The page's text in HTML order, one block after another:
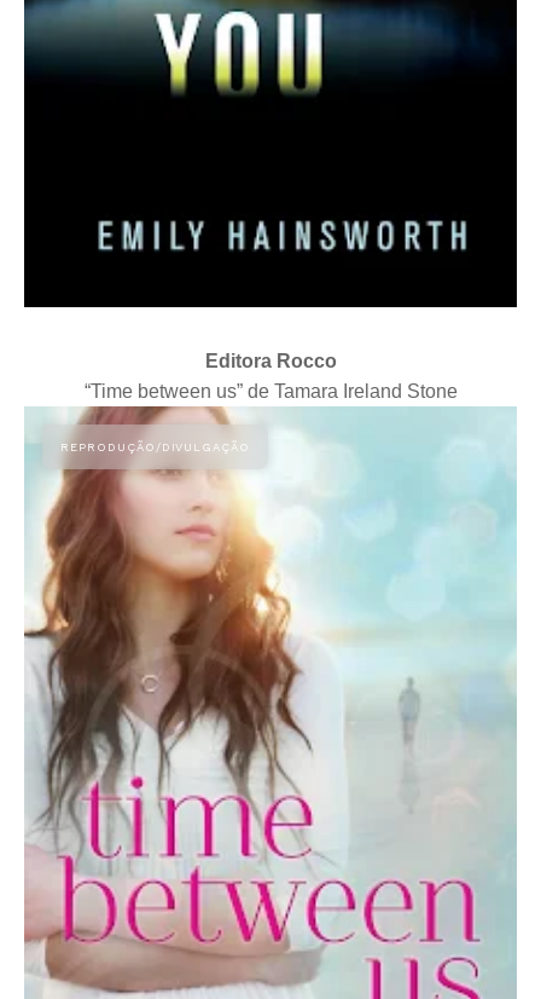
Editora Rocco
“Time between us” de Tamara Ireland Stone